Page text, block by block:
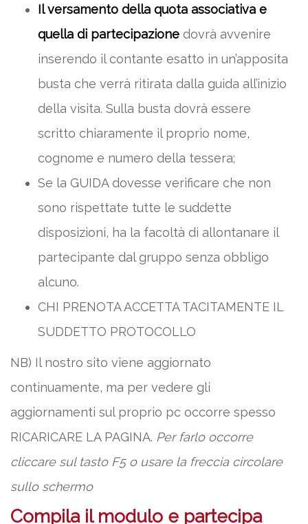
Il versamento della quota associativa e
quella di partecipazione dovrà avvenire
inserendo il contante esatto in un’apposita
busta che verrà ritirata dalla guida all’inizio
della visita. Sulla busta dovrà essere
scritto chiaramente il proprio nome,
cognome e numero della tessera;
Se la GUIDA dovesse verificare che non
sono rispettate tutte le suddette
disposizioni, ha la facoltà di allontanare il
partecipante dal gruppo senza obbligo
alcuno.
CHI PRENOTA ACCETTA TACITAMENTE IL
SUDDETTO PROTOCOLLO
NB) Il nostro sito viene aggiornato
continuamente, ma per vedere gli
aggiornamenti sul proprio pc occorre spesso
RICARICARE LA PAGINA. Per farlo occorre
cliccare sul tasto F5 o usare la freccia circolare
sullo schermo
Compila il modulo e partecipa